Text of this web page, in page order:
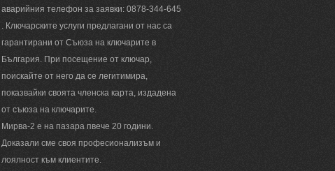
аварийния телефон за заявки: 0878-344-645
. Ключарските услуги предлагани от нас са
гарантирани от Съюза на ключарите в
България. При посещение от ключар,
поискайте от него да се легитимира,
показвайки своята членска карта, издадена
от съюза на ключарите.
Мирва-2 е на пазара пвече 20 години.
Доказали сме своя професионализъм и
лоялност към клиентите.